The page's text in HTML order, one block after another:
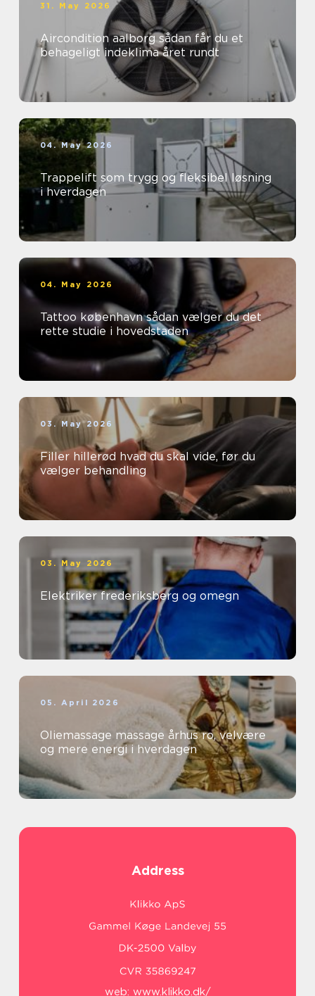
31. May 2026
Aircondition aalborg sådan får du et
behageligt indeklima året rundt
04. May 2026
Trappelift som trygg og fleksibel løsning
i hverdagen
04. May 2026
Tattoo københavn sådan vælger du det
rette studie i hovedstaden
03. May 2026
Filler hillerød hvad du skal vide, før du
vælger behandling
03. May 2026
Elektriker frederiksberg og omegn
05. April 2026
Oliemassage massage århus ro, velvære
og mere energi i hverdagen
Address
web: www.klikko.dk/